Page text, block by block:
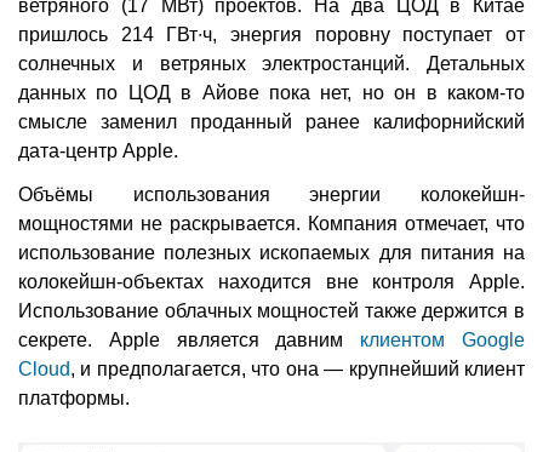
ветряного (17 МВт) проектов. На два ЦОД в Китае
пришлось 214 ГВт∙ч, энергия поровну поступает от
солнечных и ветряных электростанций. Детальных
данных по ЦОД в Айове пока нет, но он в каком-то
смысле заменил проданный ранее калифорнийский
дата-центр Apple.
Объёмы использования энергии колокейшн-
мощностями не раскрывается. Компания отмечает, что
использование полезных ископаемых для питания на
колокейшн-объектах находится вне контроля Apple.
Использование облачных мощностей также держится в
секрете. Apple является давним клиентом Google
Cloud, и предполагается, что она — крупнейший клиент
платформы.